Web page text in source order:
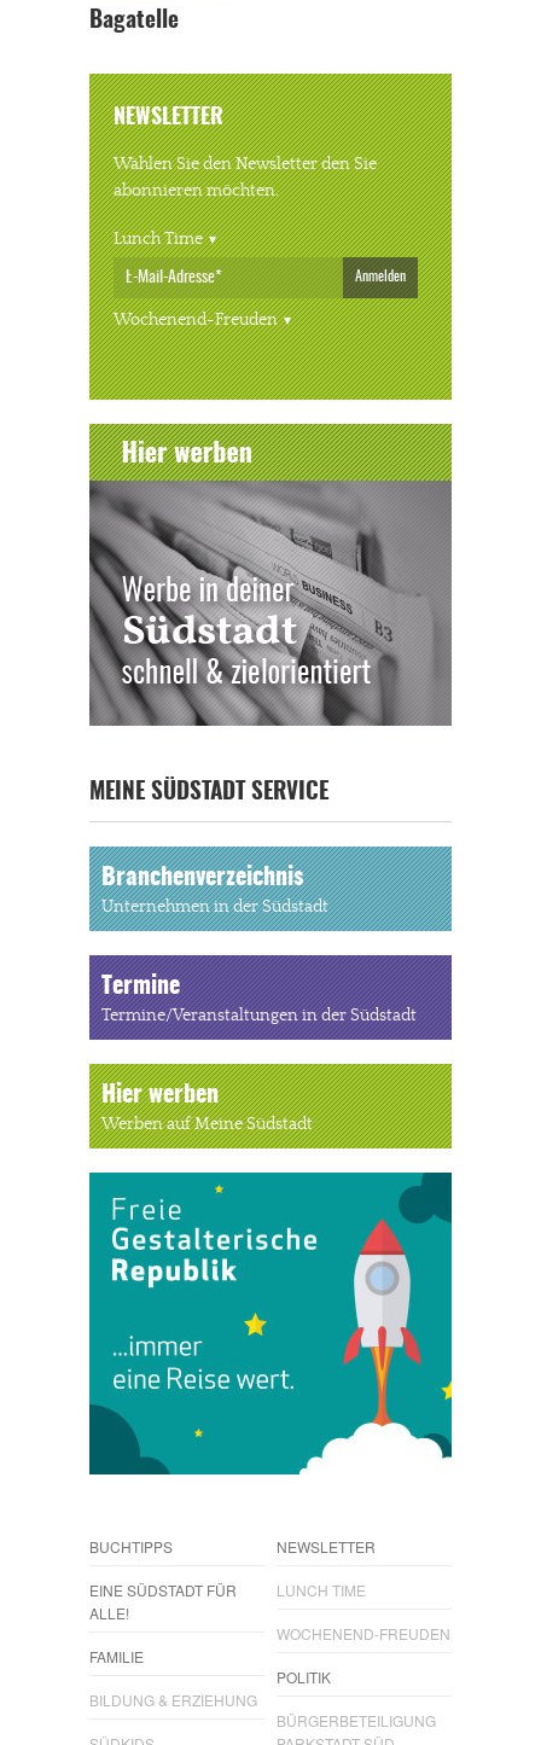
Bagatelle
NEWSLETTER
Wählen Sie den Newsletter den Sie
abonnieren möchten.
Lunch Time
Anmelden
Wochenend-Freuden
MEINE SÜDSTADT SERVICE
Branchenverzeichnis
Unternehmen in der Südstadt
Termine
Termine/Veranstaltungen in der Südstadt
Hier werben
Werben auf Meine Südstadt
BUCHTIPPS
EINE SÜDSTADT FÜR
ALLE!
FAMILIE
BILDUNG & ERZIEHUNG
NEWSLETTER
LUNCH TIME
WOCHENEND-FREUDEN
POLITIK
BÜRGERBETEILIGUNG